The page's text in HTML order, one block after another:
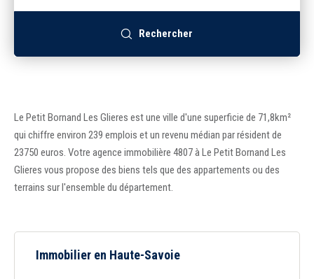
Accès extranet
Rechercher
Le Petit Bornand Les Glieres est une ville d'une superficie de 71,8km²
qui chiffre environ 239 emplois et un revenu médian par résident de
23750 euros. Votre agence immobilière 4807 à Le Petit Bornand Les
Glieres vous propose des biens tels que des appartements ou des
terrains sur l'ensemble du département.
Immobilier en Haute-Savoie